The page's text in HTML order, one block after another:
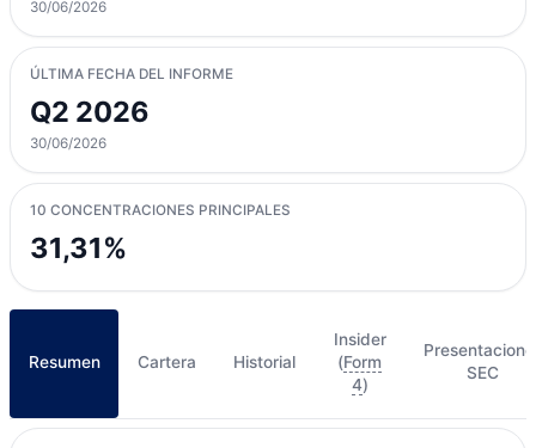
30/06/2026
ÚLTIMA FECHA DEL INFORME
Q2 2026
30/06/2026
10 CONCENTRACIONES PRINCIPALES
31,31%
Resumen Cartera Historial
Insider
(Form
4)
SEC